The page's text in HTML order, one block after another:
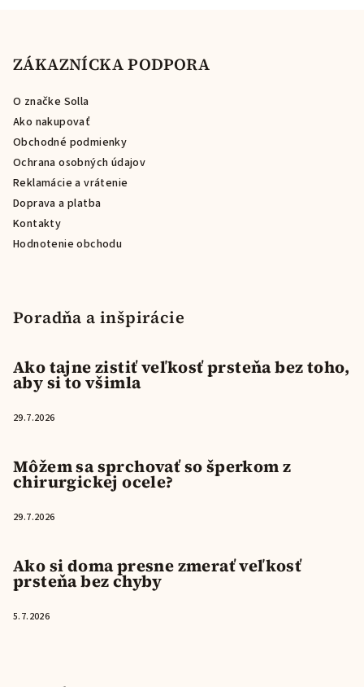
ZÁKAZNÍCKA PODPORA
O značke Solla
Ako nakupovať
Obchodné podmienky
Ochrana osobných údajov
Reklamácie a vrátenie
Doprava a platba
Kontakty
Hodnotenie obchodu
Poradňa a inšpirácie
Ako tajne zistiť veľkosť prsteňa bez toho,
aby si to všimla
29.7.2026
Môžem sa sprchovať so šperkom z
chirurgickej ocele?
29.7.2026
Ako si doma presne zmerať veľkosť
prsteňa bez chyby
5.7.2026